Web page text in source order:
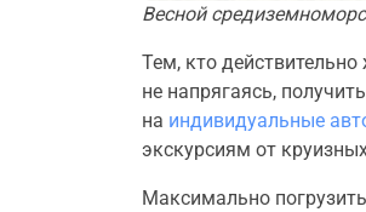
Весной
Тем, кто
не напрягаясь,
на индивидуальные
экскурсиям от
Максимально